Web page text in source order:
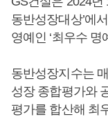
동반성장대상’에
영예인 ‘최우수 명
동반성장지수는
성장 종합평가와
평가를 합산해 최